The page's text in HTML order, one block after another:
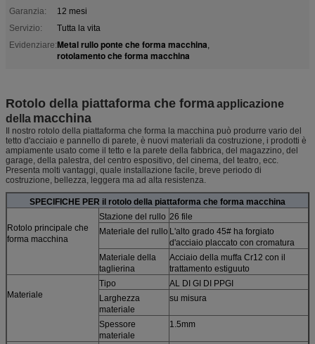
Garanzia:
12 mesi
Servizio:
Tutta la vita
Evidenziare:Metal rullo ponte che forma macchina,
rotolamento che forma macchina
Rotolo della piattaforma che formaapplicazione
della macchina
Il nostro rotolo della piattaforma che forma la macchina può produrre vario del
tetto d'acciaio e pannello di parete, è nuovi materiali da costruzione, i prodotti è
ampiamente usato come il tetto e la parete della fabbrica, del magazzino, del
garage, della palestra, del centro espositivo, del cinema, del teatro, ecc.
Presenta molti vantaggi, quale installazione facile, breve periodo di
costruzione, bellezza, leggera ma ad alta resistenza.
SPECIFICHE PER il rotolo della piattaforma che forma macchina
Rotolo principale che
forma macchina
Stazione del rullo 26 file
Materiale del rullo L'alto grado 45# ha forgiato
d'acciaio placcato con cromatura
Materiale della
taglierina
Acciaio della muffa Cr12 con il
trattamento estiguuto
Materiale
Tipo
AL DI GI DI PPGI
Larghezza
materiale
su misura
Spessore
materiale
1.5mm